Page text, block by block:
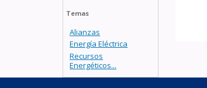
Temas
Alianzas
Energía Eléctrica
Recursos
Energéticos...